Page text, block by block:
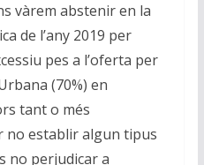
vàrem abstenir en la
de l’any 2019 per
pes a l’oferta per
(70%) en
tant o més
no establir algun tipus
no perjudicar a